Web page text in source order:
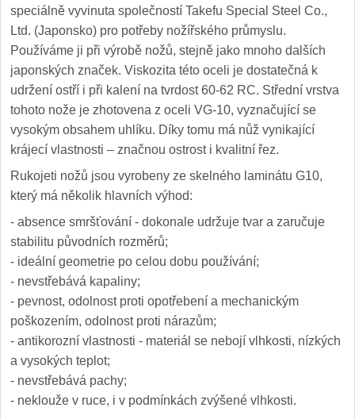
speciálně vyvinuta společností Takefu Special Steel Co.,
Ltd. (Japonsko) pro potřeby nožířského průmyslu.
Používáme ji při výrobě nožů, stejně jako mnoho dalších
japonských značek. Viskozita této oceli je dostatečná k
udržení ostří i při kalení na tvrdost 60-62 RC. Střední vrstva
tohoto nože je zhotovena z oceli VG-10, vyznačující se
vysokým obsahem uhlíku. Díky tomu má nůž vynikající
krájecí vlastnosti – značnou ostrost i kvalitní řez.
Rukojeti nožů jsou vyrobeny ze skelného laminátu G10,
který má několik hlavních výhod:
- absence smršťování - dokonale udržuje tvar a zaručuje
stabilitu původních rozměrů;
- ideální geometrie po celou dobu používání;
- nevstřebává kapaliny;
- pevnost, odolnost proti opotřebení a mechanickým
poškozením, odolnost proti nárazům;
- antikorozní vlastnosti - materiál se nebojí vlhkosti, nízkých
a vysokých teplot;
- nevstřebává pachy;
- neklouže v ruce, i v podmínkách zvýšené vlhkosti.